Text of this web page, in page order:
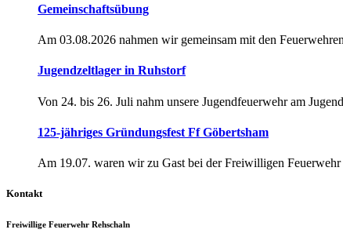
Gemeinschaftsübung
Am 03.08.2026 nahmen wir gemeinsam mit den Feuerwehren
Jugendzeltlager in Ruhstorf
Von 24. bis 26. Juli nahm unsere Jugendfeuerwehr am
125-jähriges Gründungsfest Ff Göbertsham
Am 19.07. waren wir zu Gast bei der Freiwilligen
Kontakt
Freiwillige Feuerwehr Rehschaln